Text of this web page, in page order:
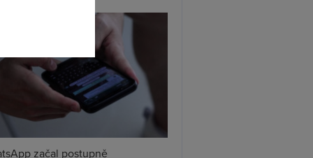
začal postupně